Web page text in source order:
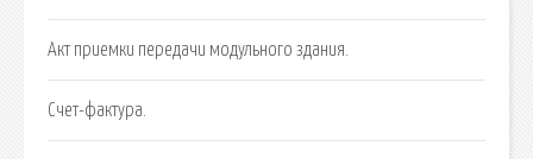
Акт приемки передачи модульного здания.
Счет-фактура.